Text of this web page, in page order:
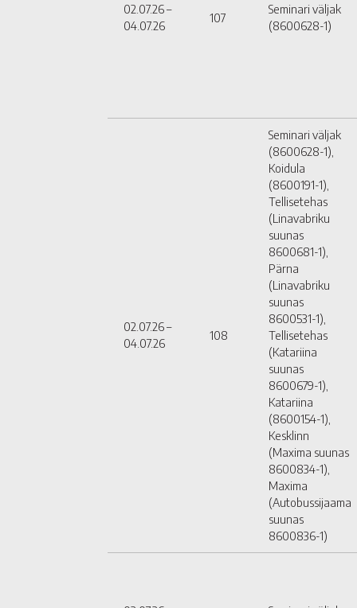
02.07.26 –
04.07.26
107
Seminari väljak
(8600628-1)
02.07.26 –
04.07.26
108
Seminari väljak
(8600628-1),
Koidula
(8600191-1),
Tellisetehas
(Linavabriku
suunas
8600681-1),
Pärna
(Linavabriku
suunas
8600531-1),
Tellisetehas
(Katariina
suunas
8600679-1),
Katariina
(8600154-1),
Kesklinn
(Maxima suunas
8600834-1),
Maxima
(Autobussijaama
suunas
8600836-1)